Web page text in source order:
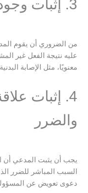
3. إثبات وجود الضرر
من الضروري أن يقوم
عليه نتيجة الفعل غير
معنويًا، مثل الإصابة
4. إثبات
والضرر
يجب أن يثبت المدعي أن
السبب المباشر للضرر
دعوى تعويض عن